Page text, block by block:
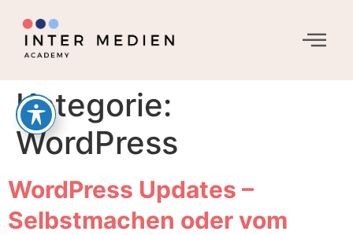
Kategorie:
WordPress
WordPress Updates –
Selbstmachen oder vom